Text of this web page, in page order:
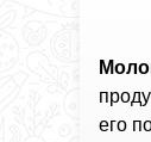
его